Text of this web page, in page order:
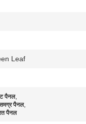
Leaf
पैनल,
समग्र पैनल,
पैनल